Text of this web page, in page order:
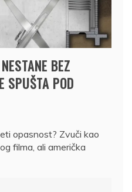
BEZ
SPUŠTA POD
opasnost? Zvuči kao
filma, ali američka